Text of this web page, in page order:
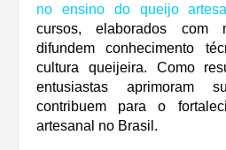
no ensino do queijo
cursos, elaborados com
difundem conhecimento
cultura queijeira. Como
entusiastas aprimoram
contribuem para o
artesanal no Brasil.